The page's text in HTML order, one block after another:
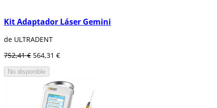
Kit Adaptador Láser Gemini
de ULTRADENT
752,41 € 564,31 €
No disponible